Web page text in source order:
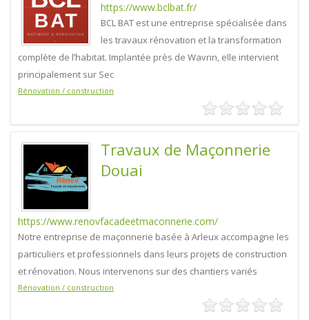
https://www.bclbat.fr/
BCL BAT est une entreprise spécialisée dans
les travaux rénovation et la transformation
complète de l’habitat. Implantée près de Wavrin, elle intervient
principalement sur Sec
Rénovation / construction
Travaux de Maçonnerie
Douai
https://www.renovfacadeetmaconnerie.com/
Notre entreprise de maçonnerie basée à Arleux accompagne les
particuliers et professionnels dans leurs projets de construction
et rénovation. Nous intervenons sur des chantiers variés
Rénovation / construction